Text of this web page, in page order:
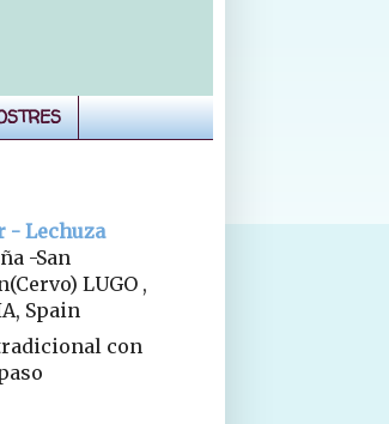
- Lechuza
-San
LUGO ,
Spain
con